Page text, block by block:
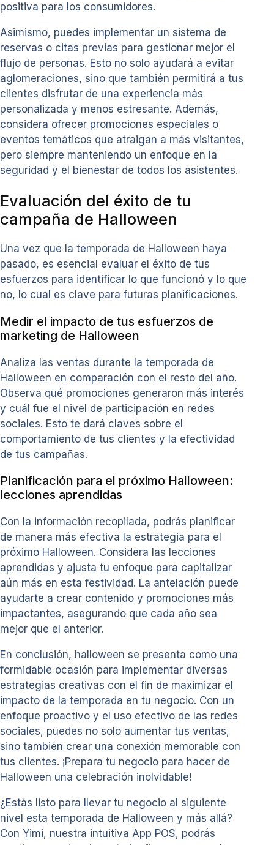
positiva para los consumidores.
Asimismo, puedes implementar un sistema de
reservas o citas previas para gestionar mejor el
flujo de personas. Esto no solo ayudará a evitar
aglomeraciones, sino que también permitirá a tus
clientes disfrutar de una experiencia más
personalizada y menos estresante. Además,
considera ofrecer promociones especiales o
eventos temáticos que atraigan a más visitantes,
pero siempre manteniendo un enfoque en la
seguridad y el bienestar de todos los asistentes.
Evaluación del éxito de tu
campaña de Halloween
Una vez que la temporada de Halloween haya
pasado, es esencial evaluar el éxito de tus
esfuerzos para identificar lo que funcionó y lo que
no, lo cual es clave para futuras planificaciones.
Medir el impacto de tus esfuerzos de
marketing de Halloween
Analiza las ventas durante la temporada de
Halloween en comparación con el resto del año.
Observa qué promociones generaron más interés
y cuál fue el nivel de participación en redes
sociales. Esto te dará claves sobre el
comportamiento de tus clientes y la efectividad
de tus campañas.
Planificación para el próximo Halloween:
lecciones aprendidas
Con la información recopilada, podrás planificar
de manera más efectiva la estrategia para el
próximo Halloween. Considera las lecciones
aprendidas y ajusta tu enfoque para capitalizar
aún más en esta festividad. La antelación puede
ayudarte a crear contenido y promociones más
impactantes, asegurando que cada año sea
mejor que el anterior.
En conclusión, halloween se presenta como una
formidable ocasión para implementar diversas
estrategias creativas con el fin de maximizar el
impacto de la temporada en tu negocio. Con un
enfoque proactivo y el uso efectivo de las redes
sociales, puedes no solo aumentar tus ventas,
sino también crear una conexión memorable con
tus clientes. ¡Prepara tu negocio para hacer de
Halloween una celebración inolvidable!
¿Estás listo para llevar tu negocio al siguiente
nivel esta temporada de Halloween y más allá?
Con Yimi, nuestra intuitiva App POS, podrás